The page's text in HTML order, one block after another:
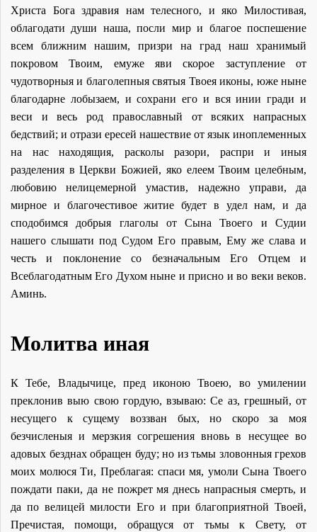
Христа Бога здравия нам телесного, и яко Милостивая,
облагодати души наша, посли мир и благое поспешение
всем ближним нашим, призри на град наш хранимый
покровом Твоим, емуже яви скорое заступление от
чудотворныя и благолепныя святыя Твоея иконы, юже ныне
благодарне лобызаем, и сохрани его и вся инии гради и
веси и весь род православный от всяких напрасных
бедствий; и отрази ересей нашествие от язык иноплеменных
на нас находящия, расколы разори, распри и иныя
разделения в Церкви Божией, яко елеем Твоим целебным,
любовию нелицемерной умастив, надежно управи, да
мирное и благочестивое житие будет в удел нам, и да
сподобимся добрыя глаголы от Сына Твоего и Судии
нашего слышати под Судом Его правым, Ему же слава и
честь и поклонение со безначальным Его Отцем и
Всеблагодатным Его Духом ныне и присно и во веки веков.
Аминь.
Молитва иная
К Тебе, Владычице, пред иконою Твоею, во умилении
преклонив выю свою гордую, взываю: Се аз, грешный, от
несущего к сущему воззван бых, но скоро за моя
безчисленыя и мерзкия согрешения вновь в несущее во
адовых безднах обращен буду; но из тьмы зловонныя грехов
моих молюся Ти, Преблагая: спаси мя, умоли Сына Твоего
пождати паки, да не пожрет мя днесь напрасныя смерть, и
да по велицей милости Его и при благоприятной Твоей,
Пречистая, помощи, обращуся от тьмы к Свету, от